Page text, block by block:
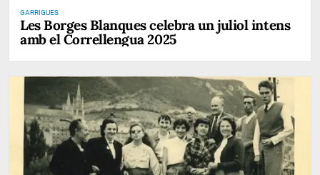
GARRIGUES
Les Borges Blanques celebra un juliol intens
amb el Correllengua 2025